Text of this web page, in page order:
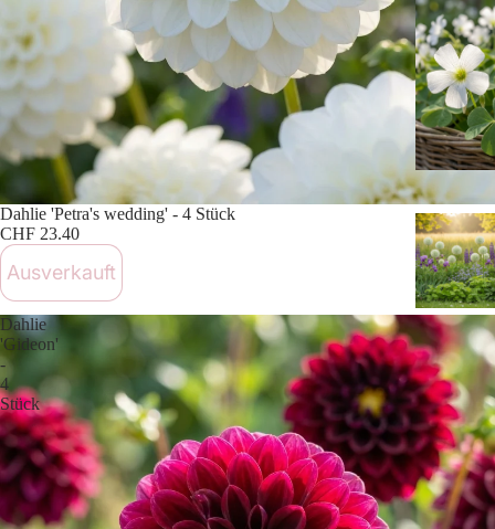
Ausverkauft
Dahlie 'Petra's wedding' - 4 Stück
CHF 23.40
Ausverkauft
Dahlie
'Gideon'
-
4
Stück